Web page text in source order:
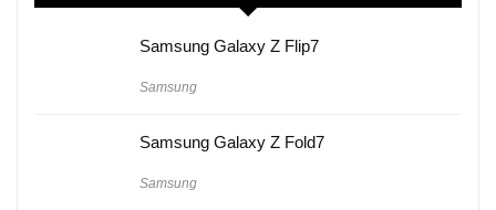
Samsung Galaxy Z Flip7
Samsung
Samsung Galaxy Z Fold7
Samsung